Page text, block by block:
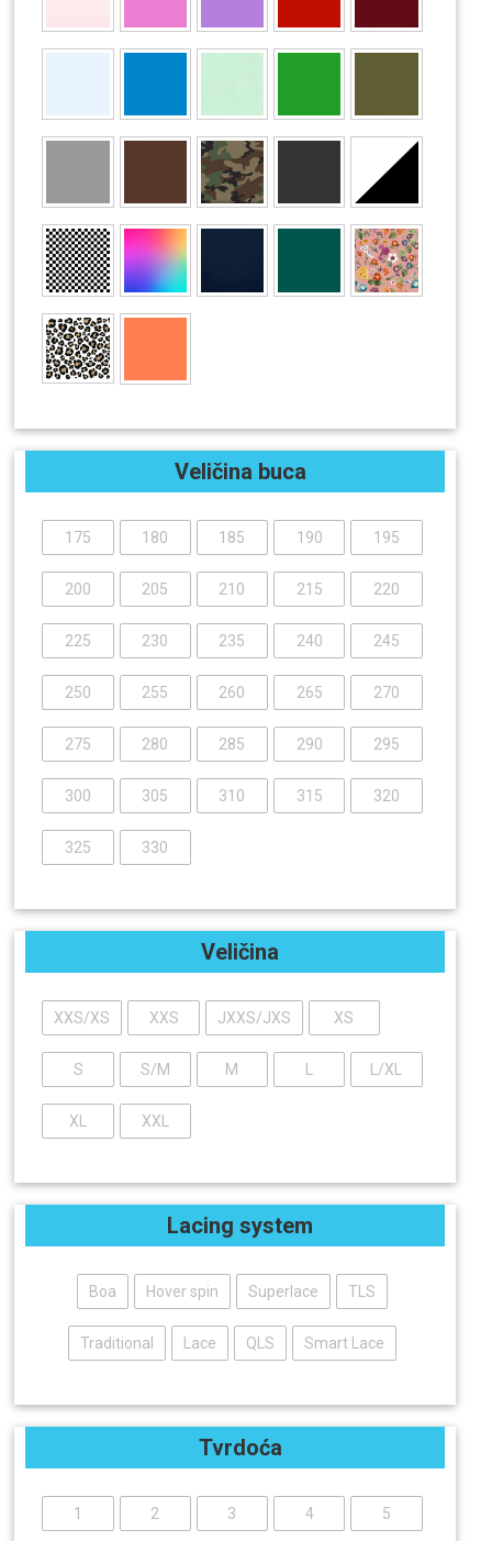
Veličina buca
175 180 185 190 195
200 205 210 215 220
225 230 235 240 245
250 255 260 265 270
275 280 285 290 295
300 305 310 315 320
325 330
Veličina
XXS/XS XXS JXXS/JXS XS
S S/M M L/XL
XL XXL
Lacing system
Boa Hover spin Superlace TLS
Traditional Lace QLS Smart Lace
Tvrdoća
1 2 3 4 5